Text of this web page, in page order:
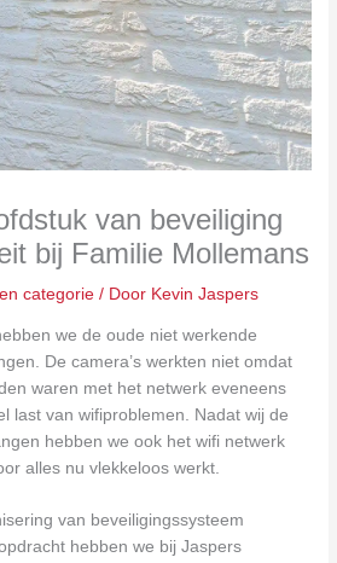
van beveiliging
bij Familie Mollemans
categorie / Door Kevin Jaspers
we de oude niet werkende
De camera’s werkten niet omdat
waren met het netwerk eveneens
last van wifiproblemen. Nadat wij de
hebben we ook het wifi netwerk
alles nu vlekkeloos werkt.
van beveiligingssysteem
hebben we bij Jaspers